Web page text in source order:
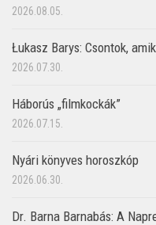
2026.08.05.
Łukasz Barys: Csontok,
2026.07.30.
Háborús „filmkockák”
2026.07.15.
Nyári könyves horoszkóp
2026.06.30.
Dr. Barna Barnabás: A